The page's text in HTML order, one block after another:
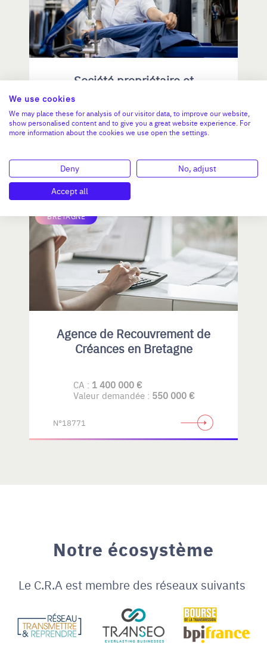
Société propriétaire et
exploitant une blanchisserie
industrielle en Bretagne Sud
CA :878 000 €
N°18777
BRETAGNE
Agence de Recouvrement de
Créances en Bretagne
CA : 1 400 000 €
Valeur demandée : 550 000 €
N°18771
Notre écosystème
Le C.R.A est membre des réseaux suivants
We use cookies
We may place these for analysis of our visitor data, to improve our website,
show personalised content and to give you a great website experience. For
more information about the cookies we use open the settings.
Deny
No, adjust
Accept all